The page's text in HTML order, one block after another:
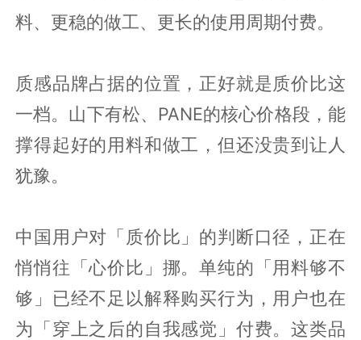
料、更稳的做工、更长的使用周期付费。
质感品牌占据的位置，正好就是质价比这
一档。山下有松、PANE的核心价格段，能
撑得起好的用料和做工，但还没贵到让人
犹豫。
中国用户对「质价比」的判断口径，正在
悄悄往「心价比」挪。单纯的「用料够不
够」已经不足以解释购买行为，用户也在
为「穿上之后的自我感觉」付费。这类品